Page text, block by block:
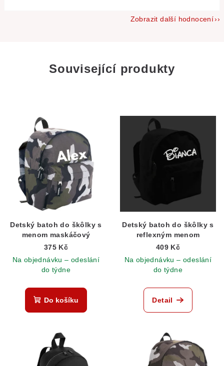
Zobrazit další hodnocení
Související produkty
Detský batoh do škôlky s
menom maskáčový
375 Kč
Na objednávku – odeslání
do týdne
Do košíku
Detský batoh do škôlky s
reflexným menom
409 Kč
Na objednávku – odeslání
do týdne
Detail